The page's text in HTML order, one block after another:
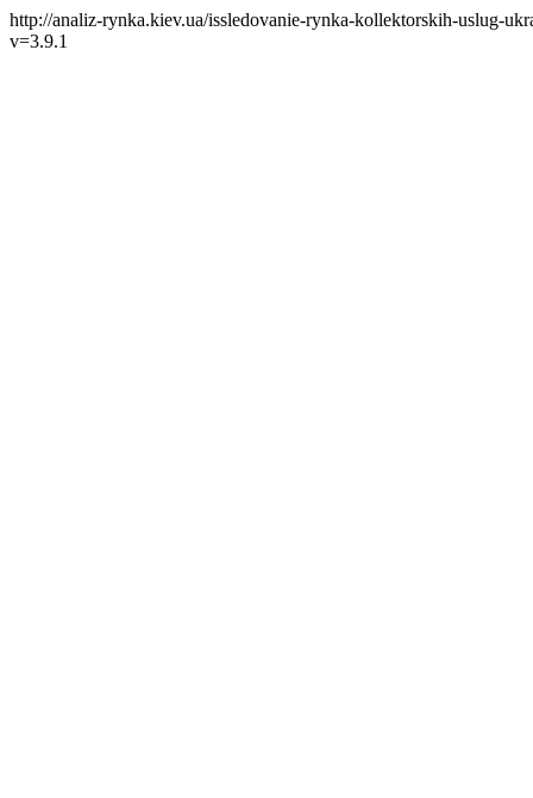
http://analiz-rynka.kiev.ua/issledovanie-rynka-kollektorskih-uslug-
v=3.9.1